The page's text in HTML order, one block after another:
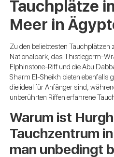
Tauchplätze
Meer in
Zu den beliebtesten
Nationalpark, das Thistlegorm-
Elphinstone-Riff und die Abu
Sharm El-Sheikh bieten ebenfalls
die ideal für Anfänger sind,
unberührten Riffen erfahrene
Warum ist
Tauchzentrum
man unbedingt